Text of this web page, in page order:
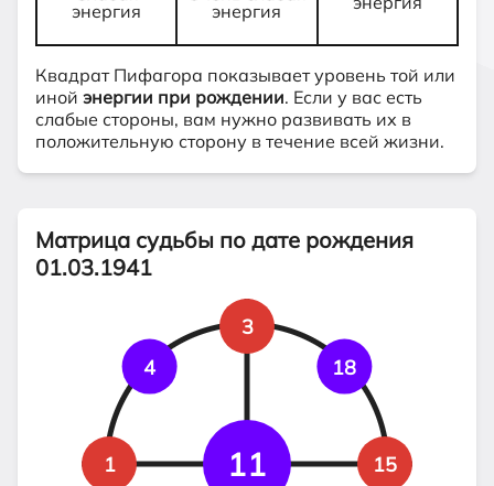
энергия
энергия
Квадрат Пифагора показывает уровень той или
иной энергии при рождении. Если у вас есть
слабые стороны, вам нужно развивать их в
положительную сторону в течение всей жизни.
Матрица судьбы по дате рождения
01.03.1941
1
3
15
4 18
11